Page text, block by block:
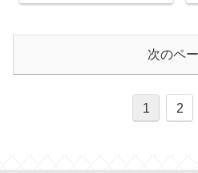
次のペ
1 2